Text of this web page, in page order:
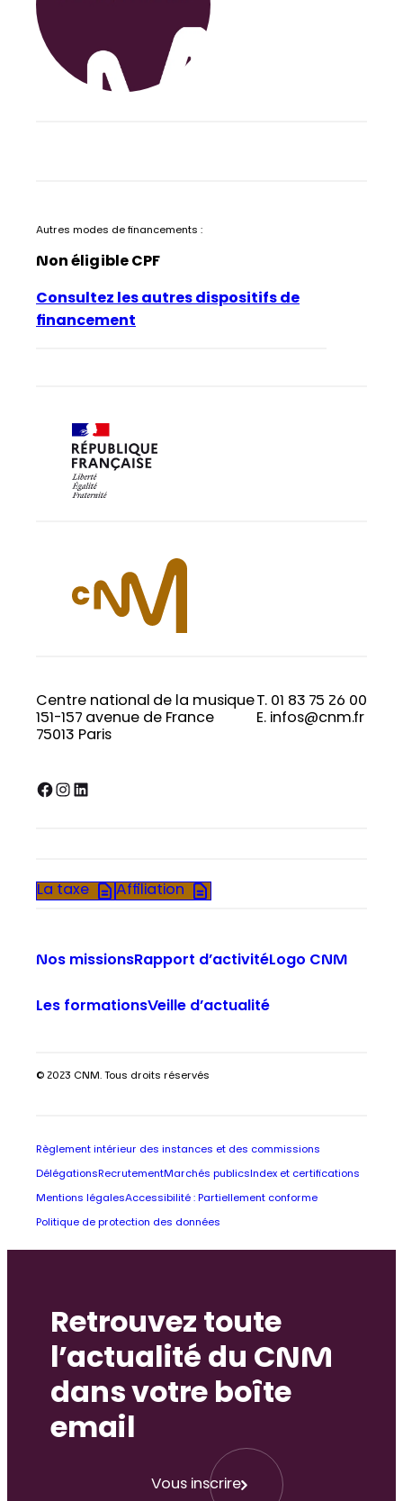
Autres modes de financements :
Non éligible CPF
Consultez les autres dispositifs de
financement
Centre national de la musique
151-157 avenue de France
75013 Paris
T. 01 83 75 26 00
E. infos@cnm.fr
Facebook InstagramLinkedIn
La taxe Affiliation
Nos missionsRapport d’activitéLogo CNM
Les formationsVeille d’actualité
© 2023 CNM. Tous droits réservés
Règlement intérieur des instances et des commissions
Délégations RecrutementMarchés publics Index et certifications
Mentions légalesAccessibilité : Partiellement conforme
Politique de protection des données
Retrouvez toute
l’actualité du CNM
dans votre boîte
email
Vous inscrire